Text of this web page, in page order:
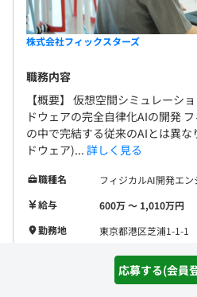
応募する(会員
株式会社フィックスターズ
職務内容
【概要】 仮想空間シミュレーシ
ドウェアの完全自律化AIの開発
の中で完結する従来のAIとは異
ドウェア)... 詳しく見る
職種名
フィジカルAI開発エン
給与
600万 〜 1,010万円
勤務地
東京都港区芝浦1-1-1
C++ Python3